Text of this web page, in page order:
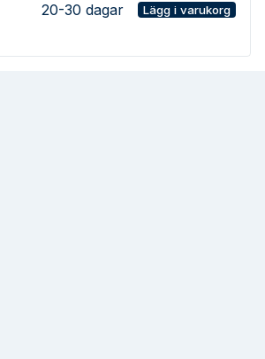
20-30 dagar
Lägg i varukorg